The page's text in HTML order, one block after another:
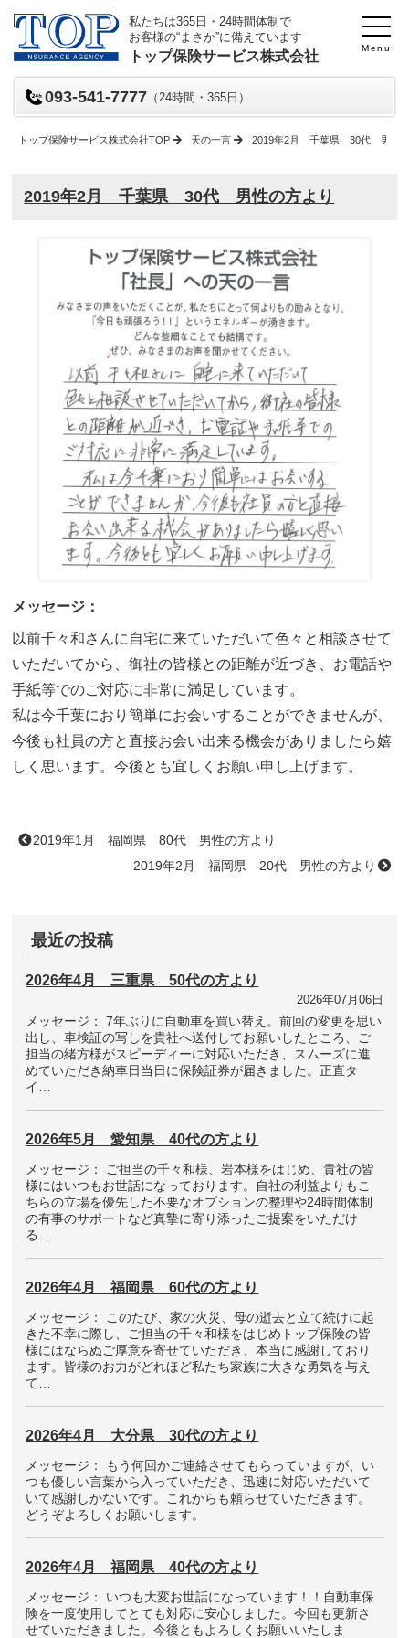
Menu
私たちは365日・24時間体制で
お客様の“まさか”に備えています
トップ保険サービス株式会社
093-541-7777 （24時間・365日）
トップ保険サービス株式会社TOP 天の一言 2019年2月 千葉県 30代 男性
2019年2月 千葉県 30代 男性の方より
メッセージ：
以前千々和さんに自宅に来ていただいて色々と相談させて
いただいてから、御社の皆様との距離が近づき、お電話や
手紙等でのご対応に非常に満足しています。
私は今千葉におり簡単にお会いすることができませんが、
今後も社員の方と直接お会い出来る機会がありましたら嬉
しく思います。今後とも宜しくお願い申し上げます。
2019年1月 福岡県 80代 男性の方より
2019年2月 福岡県 20代 男性の方より
最近の投稿
2026年4月 三重県 50代の方より
2026年07月06日
メッセージ： 7年ぶりに自動車を買い替え。前回の変更を思い
出し、車検証の写しを貴社へ送付してお願いしたところ、ご
担当の緒方様がスピーディーに対応いただき、スムーズに進
めていただき納車日当日に保険証券が届きました。正直タ
イ…
2026年5月 愛知県 40代の方より
メッセージ： ご担当の千々和様、岩本様をはじめ、貴社の皆
様にはいつもお世話になっております。自社の利益よりもこ
ちらの立場を優先した不要なオプションの整理や24時間体制
の有事のサポートなど真摯に寄り添ったご提案をいただけ
る…
2026年4月 福岡県 60代の方より
メッセージ： このたび、家の火災、母の逝去と立て続けに起
きた不幸に際し、ご担当の千々和様をはじめトップ保険の皆
様にはならぬご厚意を寄せていただき、本当に感謝しており
ます。皆様のお力がどれほど私たち家族に大きな勇気を与え
て…
2026年4月 大分県 30代の方より
メッセージ： もう何回かご連絡させてもらっていますが、い
つも優しい言葉から入っていただき、迅速に対応いただいて
いて感謝しかないです。これからも頼らせていただきます。
どうぞよろしくお願いします。
2026年4月 福岡県 40代の方より
メッセージ： いつも大変お世話になっています！！自動車保
険を一度使用してとても対応に安心しました。今回も更新さ
せていただきました。今後ともよろしくお願いいたしま